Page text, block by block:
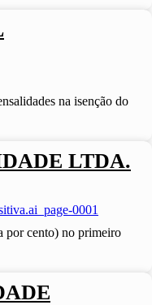
na isenção do
LTDA.
por cento) no primeiro